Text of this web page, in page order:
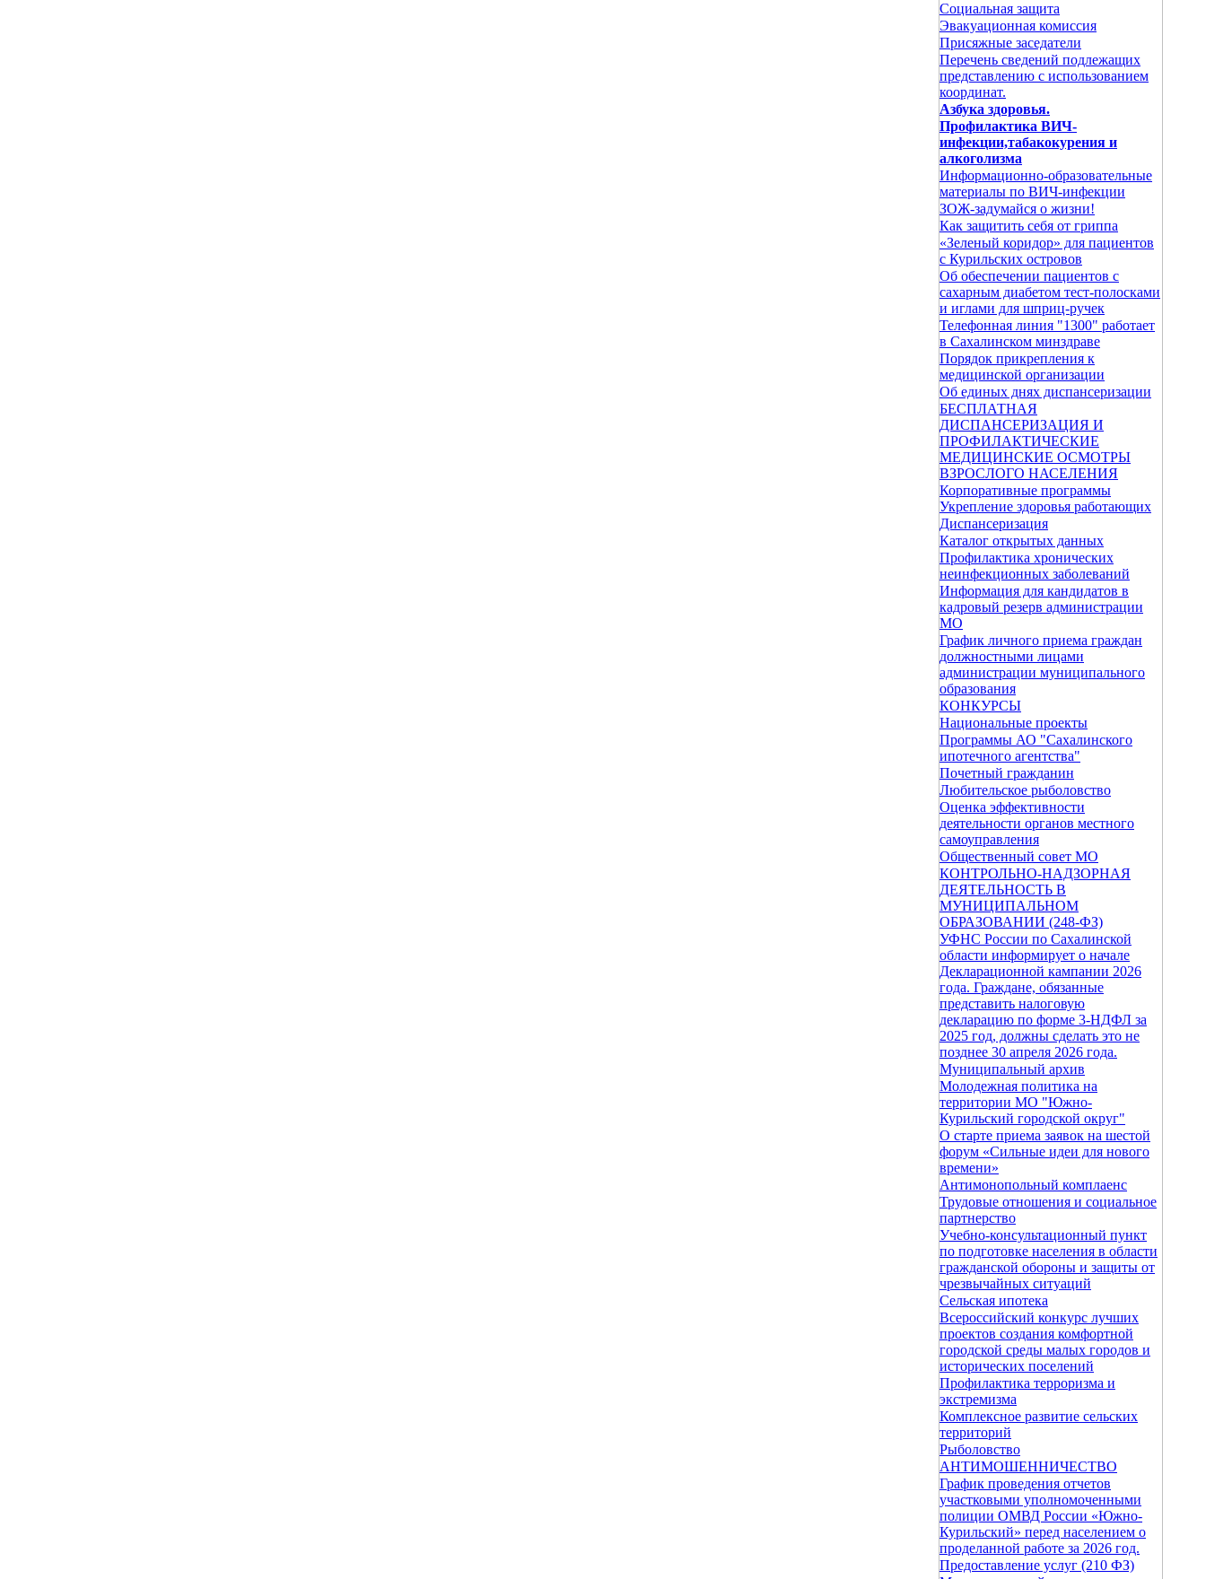
Социальная защита
Эвакуационная комиссия
Присяжные заседатели
Перечень сведений подлежащих
представлению с использованием
координат.
Азбука здоровья.
Профилактика ВИЧ-
инфекции,табакокурения и
алкоголизма
Информационно-образовательные
материалы по ВИЧ-инфекции
ЗОЖ-задумайся о жизни!
Как защитить себя от гриппа
«Зеленый коридор» для пациентов
с Курильских островов
Об обеспечении пациентов с
сахарным диабетом тест-полосками
и иглами для шприц-ручек
Телефонная линия "1300" работает
в Сахалинском минздраве
Порядок прикрепления к
медицинской организации
Об единых днях диспансеризации
БЕСПЛАТНАЯ
ДИСПАНСЕРИЗАЦИЯ И
ПРОФИЛАКТИЧЕСКИЕ
МЕДИЦИНСКИЕ ОСМОТРЫ
ВЗРОСЛОГО НАСЕЛЕНИЯ
Корпоративные программы
Укрепление здоровья работающих
Диспансеризация
Каталог открытых данных
Профилактика хронических
неинфекционных заболеваний
Информация для кандидатов в
кадровый резерв администрации
МО
График личного приема граждан
должностными лицами
администрации муниципального
образования
КОНКУРСЫ
Национальные проекты
Программы АО "Сахалинского
ипотечного агентства"
Почетный гражданин
Любительское рыболовство
Оценка эффективности
деятельности органов местного
самоуправления
Общественный совет МО
КОНТРОЛЬНО-НАДЗОРНАЯ
ДЕЯТЕЛЬНОСТЬ В
МУНИЦИПАЛЬНОМ
ОБРАЗОВАНИИ (248-ФЗ)
УФНС России по Сахалинской
области информирует о начале
Декларационной кампании 2026
года. Граждане, обязанные
представить налоговую
декларацию по форме 3-НДФЛ за
2025 год, должны сделать это не
позднее 30 апреля 2026 года.
Муниципальный архив
Молодежная политика на
территории МО "Южно-
Курильский городской округ"
О старте приема заявок на шестой
форум «Сильные идеи для нового
времени»
Антимонопольный комплаенс
Трудовые отношения и социальное
партнерство
Учебно-консультационный пункт
по подготовке населения в области
гражданской обороны и защиты от
чрезвычайных ситуаций
Сельская ипотека
Всероссийский конкурс лучших
проектов создания комфортной
городской среды малых городов и
исторических поселений
Профилактика терроризма и
экстремизма
Комплексное развитие сельских
территорий
Рыболовство
АНТИМОШЕННИЧЕСТВО
График проведения отчетов
участковыми уполномоченными
полиции ОМВД России «Южно-
Курильский» перед населением о
проделанной работе за 2026 год.
Предоставление услуг (210 ФЗ)